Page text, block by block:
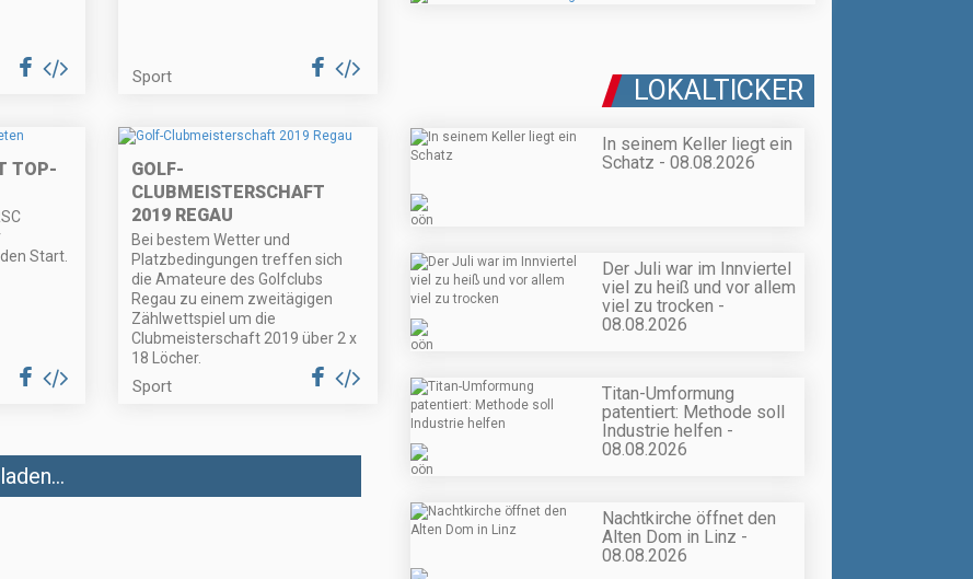
Sport
TOP-
Start.
GOLF-
CLUBMEISTERSCHAFT
2019 REGAU
Bei bestem Wetter und
Platzbedingungen treffen sich
die Amateure des Golfclubs
Regau zu einem zweitägigen
Zählwettspiel um die
Clubmeisterschaft 2019 über 2 x
18 Löcher.
Sport
LOKALTICKER
In seinem Keller liegt ein
Schatz - 08.08.2026
Der Juli war im Innviertel
viel zu heiß und vor allem
viel zu trocken -
08.08.2026
Titan-Umformung
patentiert: Methode soll
Industrie helfen -
08.08.2026
Nachtkirche öffnet den
Alten Dom in Linz -
08.08.2026